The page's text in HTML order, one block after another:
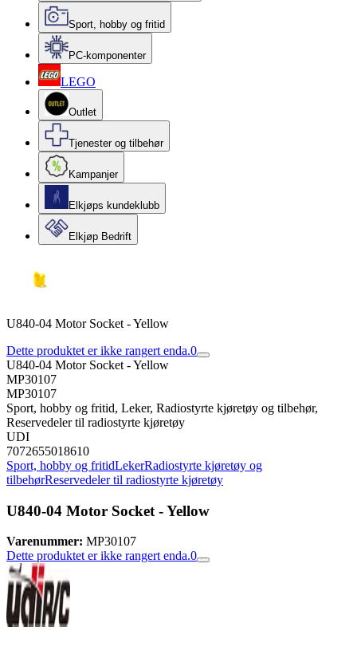
Sport, hobby og fritid
PC-komponenter
LEGO
Outlet
Tjenester og tilbehør
Kampanjer
Elkjøps kundeklubb
Elkjøp Bedrift
U840-04 Motor Socket - Yellow
Dette produktet er ikke rangert enda.0
U840-04 Motor Socket - Yellow
MP30107
MP30107
Sport, hobby og fritid, Leker, Radiostyrte kjøretøy og tilbehør,
Reservedeler til radiostyrte kjøretøy
UDI
7072655018610
Sport, hobby og fritidLekerRadiostyrte kjøretøy og
tilbehørReservedeler til radiostyrte kjøretøy
U840-04 Motor Socket - Yellow
Varenummer: MP30107
Dette produktet er ikke rangert enda.0